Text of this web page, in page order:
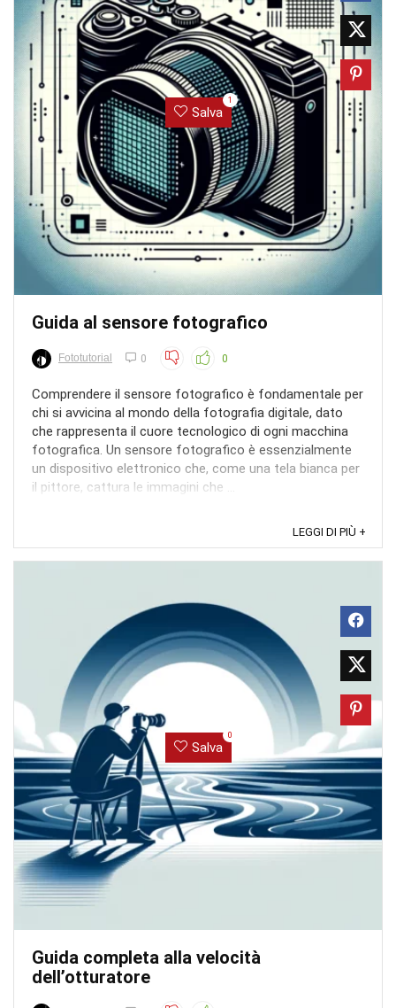
Salva
1
Guida al sensore fotografico
Fototutorial 0 0
Comprendere il sensore fotografico è fondamentale per
chi si avvicina al mondo della fotografia digitale, dato
che rappresenta il cuore tecnologico di ogni macchina
fotografica. Un sensore fotografico è essenzialmente
un dispositivo elettronico che, come una tela bianca per
il pittore, cattura le immagini che ...
LEGGI DI PIÙ +
Salva
0
Guida completa alla velocità
dell’otturatore